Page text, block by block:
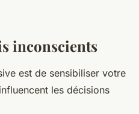
inconscients
est de sensibiliser votre
les décisions